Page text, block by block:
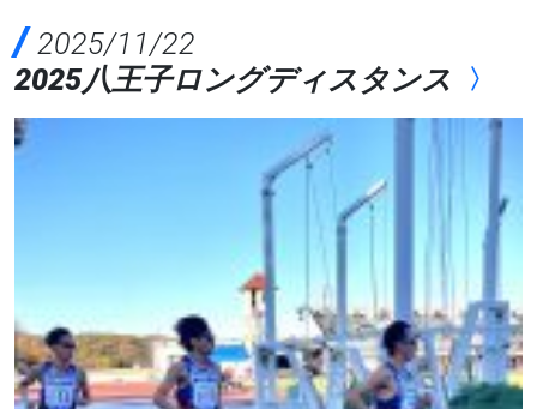
2025/11/22
2025八王子ロングディスタンス